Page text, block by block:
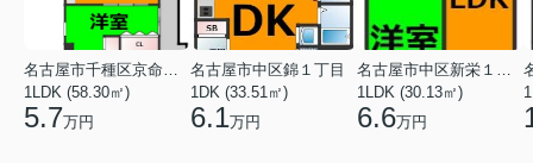
1LDK (58.30㎡)
5.7万円
名古屋市中区錦１丁目
1DK (33.51㎡)
6.1万円
1LDK (30.13㎡)
6.6万円